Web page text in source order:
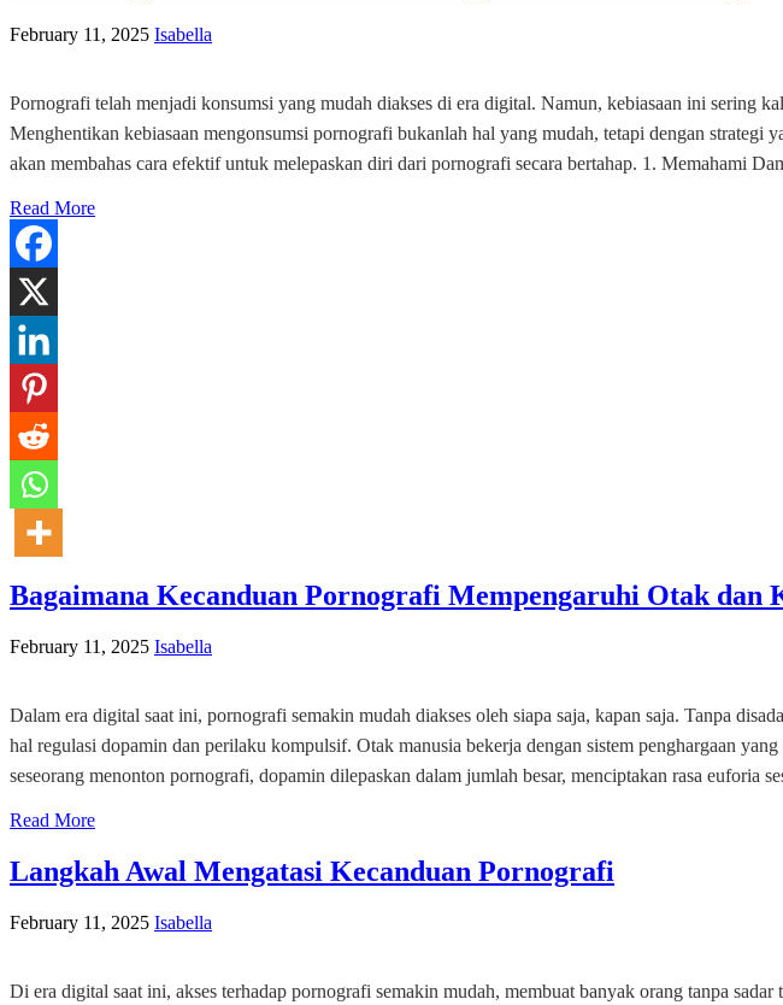
February 11, 2025 Isabella
Pornografi telah menjadi konsumsi yang mudah diakses di era digital. Namun, kebiasaan ini sering
Menghentikan kebiasaan mengonsumsi pornografi bukanlah hal yang mudah, tetapi dengan
akan membahas cara efektif untuk melepaskan diri dari pornografi secara bertahap. 1. Memahami
Read More
Bagaimana Kecanduan Pornografi Mempengaruhi Otak dan
February 11, 2025 Isabella
Dalam era digital saat ini, pornografi semakin mudah diakses oleh siapa saja, kapan saja. Tanpa
hal regulasi dopamin dan perilaku kompulsif. Otak manusia bekerja dengan sistem penghargaan
seseorang menonton pornografi, dopamin dilepaskan dalam jumlah besar, menciptakan rasa euforia
Read More
Langkah Awal Mengatasi Kecanduan Pornografi
February 11, 2025 Isabella
Di era digital saat ini, akses terhadap pornografi semakin mudah, membuat banyak orang tanpa